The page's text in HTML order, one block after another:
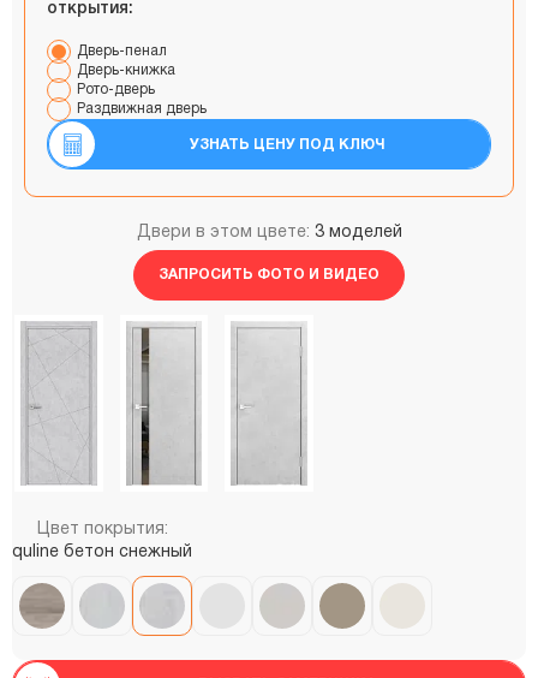
открытия:
Дверь-пенал
Дверь-книжка
Рото-дверь
Раздвижная дверь
УЗНАТЬ ЦЕНУ ПОД КЛЮЧ
Двери в этом цвете: 3 моделей
ЗАПРОСИТЬ ФОТО И ВИДЕО
Цвет покрытия:
quline бетон снежный